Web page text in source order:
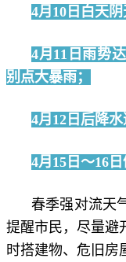
4月10日白天
4月11日雨势
别点大暴雨；
4月12日后降水
4月15日～16
春季强对流天
提醒市民，尽量避
时搭建物、危旧房